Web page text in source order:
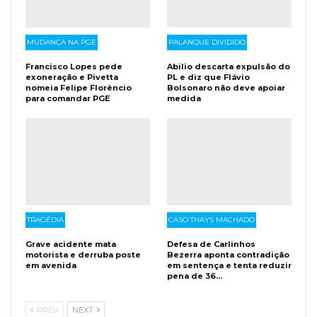
MUDANÇA NA PGE
Francisco Lopes pede
exoneração e Pivetta
nomeia Felipe Florêncio
para comandar PGE
PALANQUE DIVIDIDO
Abilio descarta expulsão do
PL e diz que Flávio
Bolsonaro não deve apoiar
medida
TRAGÉDIA
Grave acidente mata
motorista e derruba poste
em avenida
CASO THAYS MACHADO
Defesa de Carlinhos
Bezerra aponta contradição
em sentença e tenta reduzir
pena de 36…
PREV NEXT